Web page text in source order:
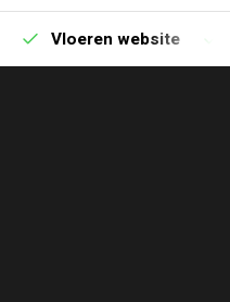
Vloeren website